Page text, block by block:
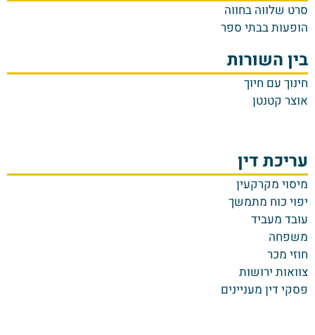
סרט שלווה בחווה
הופעות בבתי ספר
בין השורות
חינוך עם חיוך
אוצר קטנטן
עריכת דין
מיסוי מקרקעין
יפוי כוח מתמשך
עובד מעביד
משפחה
חוזי מכר
צוואות ירושות
פסקי דין מעניינים